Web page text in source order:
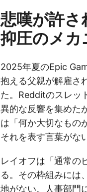
悲嘆が許
抑圧のメカ
2025年夏のEpic
抱える父親が解雇さ
た。Redditのスレッ
異的な反響を集めた
は「何か大切なもの
それを表す言葉がな
レイオフは「通常の
る。その枠組みには
地がない。人事部門